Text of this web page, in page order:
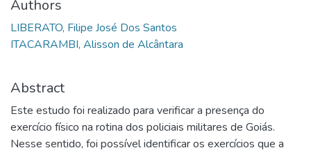
Authors
LIBERATO, Filipe José Dos Santos
ITACARAMBI, Alisson de Alcântara
Abstract
Este estudo foi realizado para verificar a presença do
exercício físico na rotina dos policiais militares de Goiás.
Nesse sentido, foi possível identificar os exercícios que a